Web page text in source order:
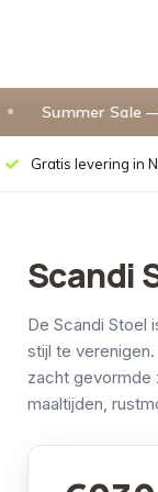
Summer Sale —
Gratis levering in
Scandi
De Scandi Stoel
stijl te
zacht gevormde
maaltijden,